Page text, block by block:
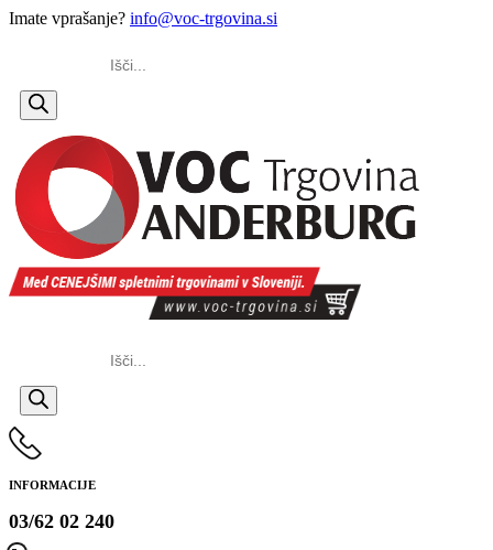
Imate vprašanje? info@voc-trgovina.si
INFORMACIJE
03/62 02 240